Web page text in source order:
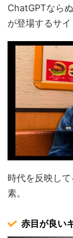
ChatGPTなら
が登場するサ
時代を反映し
素。
赤目が良い